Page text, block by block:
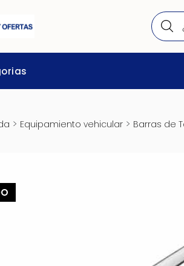
> Equipamiento vehicular> Barras de